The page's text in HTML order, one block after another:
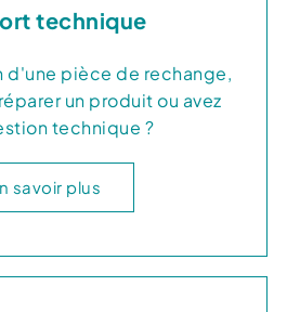
technique
d'une pièce de rechange,
un produit ou avez
technique ?
savoir plus